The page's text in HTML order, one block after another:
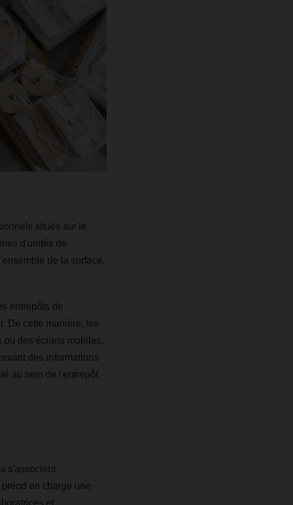
situés sur le
d'unités de
de la surface.
entrepôts de
De cette manière, les
ou des écrans mobiles,
des informations
au sein de l'entrepôt
s'associent
en charge une
et